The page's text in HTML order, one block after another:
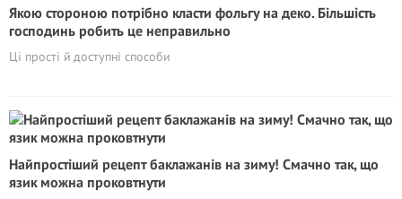
Якою стороною потрібно класти фольгу на деко. Більшість
господинь робить це неправильно
Ці прості й доступні способи
Найпростіший рецепт баклажанів на зиму! Смачно так, що
язик можна проковтнути